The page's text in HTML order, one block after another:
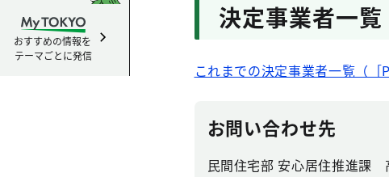
おすすめの情報を
テーマごとに発信
決定事業者一覧
これまでの決定事業者一覧（［
お問い合わせ先
民間住宅部 安心居住推進課